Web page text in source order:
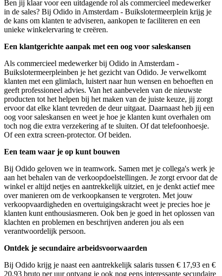
Ben jij klaar voor een uitdagende rol als commercieel medewerker
in de sales? Bij Odido in Amsterdam - Buikslotermeerplein krijg je
de kans om klanten te adviseren, aankopen te faciliteren en een
unieke winkelervaring te creëren.
Een klantgerichte aanpak met een oog voor saleskansen
Als commercieel medewerker bij Odido in Amsterdam -
Buikslotermeerpleinben je het gezicht van Odido. Je verwelkomt
klanten met een glimlach, luistert naar hun wensen en behoeften en
geeft professioneel advies. Van het aanbevelen van de nieuwste
producten tot het helpen bij het maken van de juiste keuze, jij zorgt
ervoor dat elke klant tevreden de deur uitgaat. Daarnaast heb jij een
oog voor saleskansen en weet je hoe je klanten kunt overhalen om
toch nog die extra verzekering af te sluiten. Of dat telefoonhoesje.
Of een extra screen-protector. Of beiden.
Een team waar je op kunt bouwen
Bij Odido geloven we in teamwork. Samen met je collega's werk je
aan het behalen van de verkoopdoelstellingen. Je zorgt ervoor dat de
winkel er altijd netjes en aantrekkelijk uitziet, en je denkt actief mee
over manieren om de verkoopkansen te vergroten. Met jouw
verkoopvaardigheden en overtuigingskracht weet je precies hoe je
klanten kunt enthousiasmeren. Ook ben je goed in het oplossen van
klachten en problemen en beschrijven anderen jou als een
verantwoordelijk persoon.
Ontdek je secundaire arbeidsvoorwaarden
Bij Odido krijg je naast een aantrekkelijk salaris tussen € 17,93 en €
20,93 bruto per uur ontvang je ook nog eens interessante secundaire